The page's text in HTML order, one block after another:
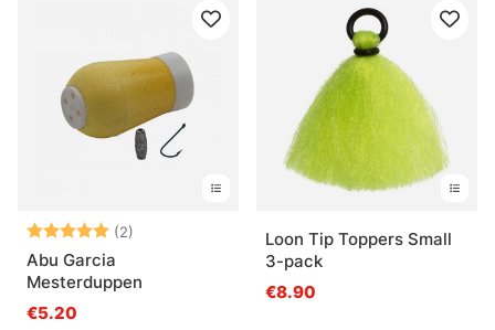
Beoordeling:
(2)
Abu Garcia
Mesterduppen
€5.20
Loon Tip Toppers Small
3-pack
€8.90